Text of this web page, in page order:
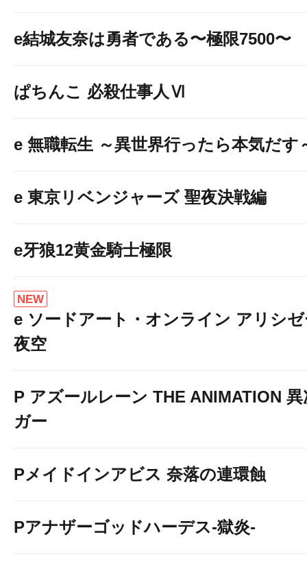
e結城友奈は勇者である〜極限7500〜
ぱちんこ 必殺仕事人Ⅵ
e 無職転生 ～異世界行ったら本気だす
e 東京リベンジャーズ 聖夜決戦編
e牙狼12黄金騎士極限
NEW
e ソードアート・オンライン アリシ
夜空
P アズールレーン THE ANIMATION
ガー
Pメイドインアビス 奈落の連環蝕
Pアナザーゴッドハーデス-獄炎-